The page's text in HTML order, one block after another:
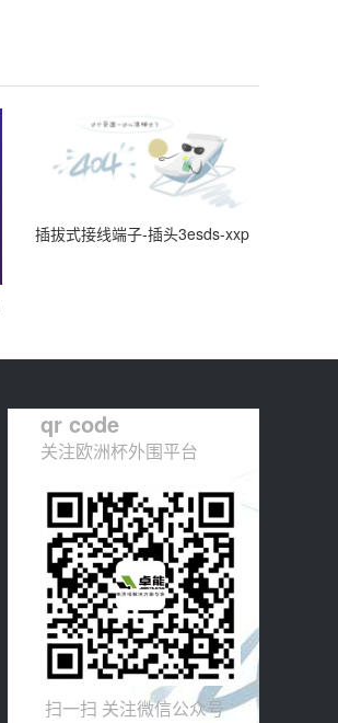
插拔式接线端子-插头3esds-xxp
qr code
关注欧洲杯外围平台
扫一扫 关注微信公众号